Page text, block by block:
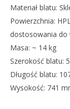
Materiał blatu:
Powierzchnia:
dostosowania do
Masa: ~ 14 kg
Szerokość blatu:
Długość blatu:
Wysokość: 741